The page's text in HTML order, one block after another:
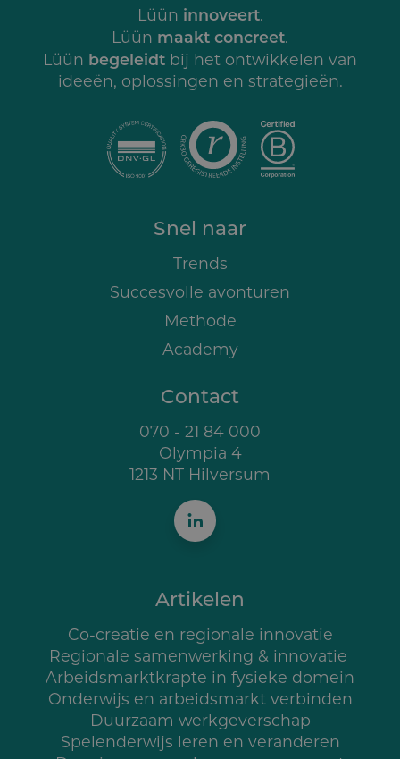
Lüün innoveert.
Lüün maakt concreet.
Lüün begeleidt bij het ontwikkelen van
ideeën, oplossingen en strategieën.
Snel naar
Trends
Succesvolle avonturen
Methode
Academy
Contact
070 - 21 84 000
Olympia 4
1213 NT Hilversum
Artikelen
Co-creatie en regionale innovatie
Regionale samenwerking & innovatie
Arbeidsmarktkrapte in fysieke domein
Onderwijs en arbeidsmarkt verbinden
Duurzaam werkgeverschap
Spelenderwijs leren en veranderen